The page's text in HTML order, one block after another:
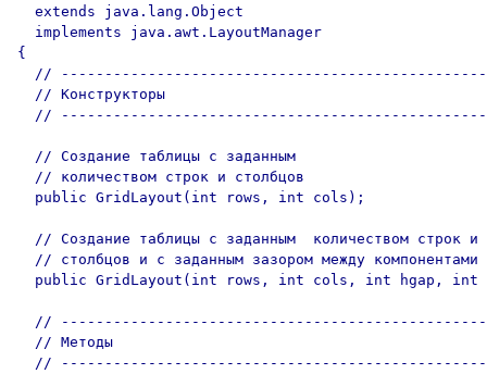
  extends java.lang.Object
  implements java.awt.LayoutManager
{
//
  // Конструкторы
//
  // Создание таблицы с заданным
  // количеством строк и столбцов
  public GridLayout(int rows, int cols);
  // Создание таблицы с заданным  количеством строк и
  // столбцов и с заданным зазором между компонентами
public GridLayout(int rows, int cols, int hgap, int
//
  // Методы
//